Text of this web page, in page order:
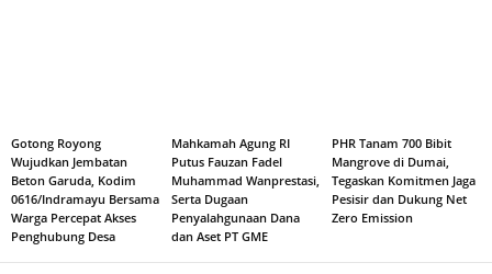
Gotong Royong
Wujudkan Jembatan
Beton Garuda, Kodim
0616/Indramayu Bersama
Warga Percepat Akses
Penghubung Desa
Mahkamah Agung RI
Putus Fauzan Fadel
Muhammad Wanprestasi,
Serta Dugaan
Penyalahgunaan Dana
dan Aset PT GME
PHR Tanam 700 Bibit
Mangrove di Dumai,
Tegaskan Komitmen Jaga
Pesisir dan Dukung Net
Zero Emission